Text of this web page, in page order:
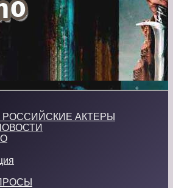
АКТЕРЫ